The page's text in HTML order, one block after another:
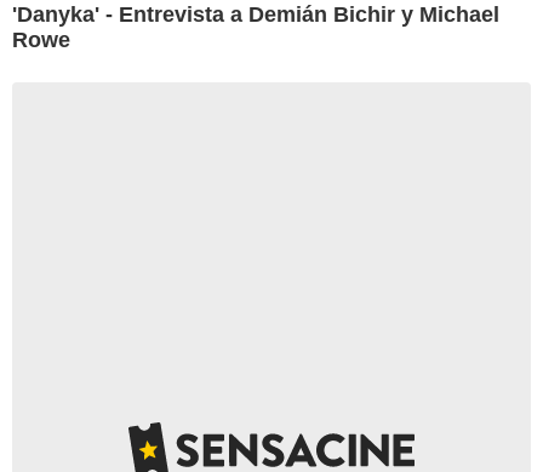
'Danyka' - Entrevista a Demián Bichir y Michael
Rowe